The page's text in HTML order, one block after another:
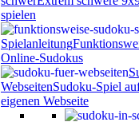
spielen
Spielanleitung
Online-Sudokus
WebseitenSudoku-Spiel
eigenen Webseite